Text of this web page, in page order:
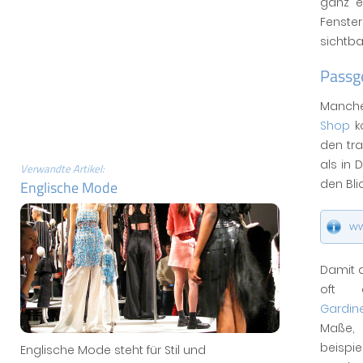
Verwandte Artikel:
Englische Mode
Englische Mode steht für Stil und
Shop
den
als in
den
Damit
oft